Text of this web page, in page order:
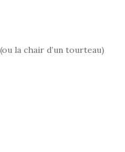
la chair d’un tourteau)